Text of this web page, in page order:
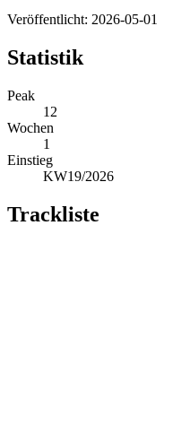
Veröffentlicht: 2026-05-01
Statistik
Peak
12
Wochen
1
Einstieg
KW19/2026
Trackliste